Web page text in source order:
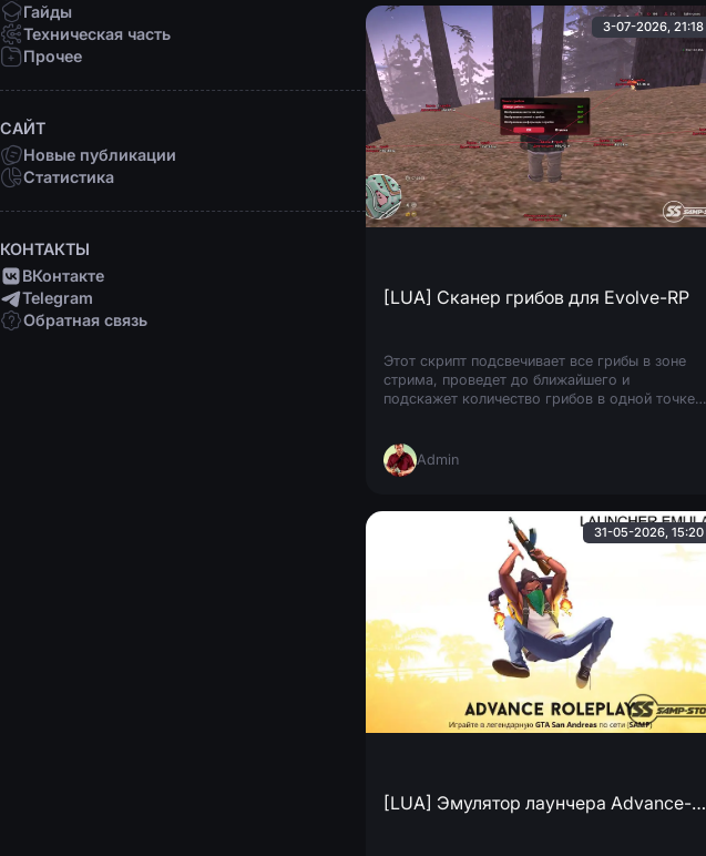
Гайды
Техническая часть
Прочее
САЙТ
Новые публикации
Статистика
КОНТАКТЫ
ВКонтакте
Telegram
Обратная связь
3-07-2026, 21:18
[LUA] Сканер грибов для Evolve-RP
Этот скрипт подсвечивает все грибы в зоне
стрима, проведет до ближайшего и
подскажет количество грибов в одной точке.
Admin
31-05-2026, 15:20
[LUA] Эмулятор лаунчера Advance-RP